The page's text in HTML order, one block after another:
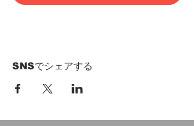
SNSでシェアする